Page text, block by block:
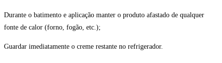
Durante o batimento e aplicação manter o produto afastado de qualquer
fonte de calor (forno, fogão, etc.);
Guardar imediatamente o creme restante no refrigerador.